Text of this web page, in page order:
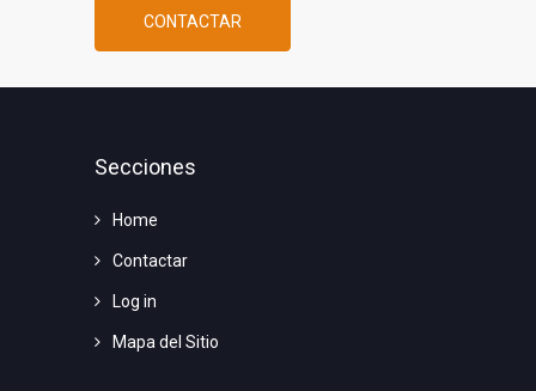
CONTACTAR
Secciones
Home
Contactar
Log in
Mapa del Sitio